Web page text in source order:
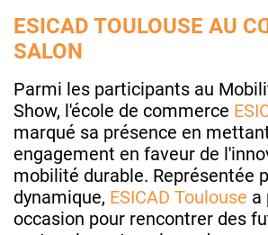
ESICAD TOULOUSE AU
SALON
Parmi les participants au
Show, l'école de commerce
marqué sa présence en
engagement en faveur de
mobilité durable. Représentée
dynamique, ESICAD Toulouse a
occasion pour rencontrer des